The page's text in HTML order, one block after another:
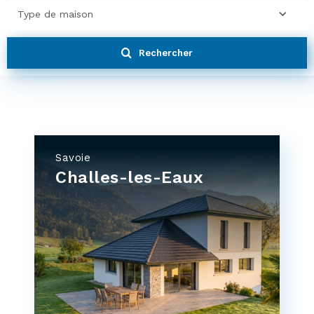
Type de maison
Rechercher
Savoie
Challes-les-Eaux